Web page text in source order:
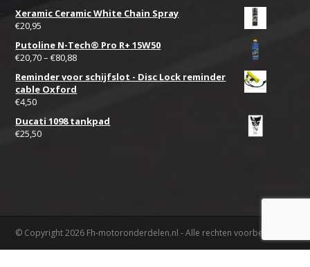
Xeramic Ceramic White Chain Spray
€20,95
Putoline N-Tech® Pro R+ 15W50
€20,70–€80,88
Reminder voor schijfslot - Disc Lock reminder
cable Oxford
€4,50
Ducati 1098 tankpad
€25,50
© Copyright 2026 Fh-motoronderdelen.nl - Alle rechten voorbehouden.